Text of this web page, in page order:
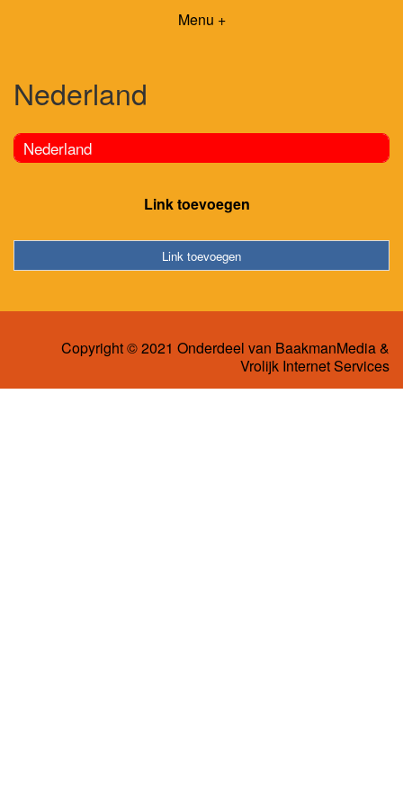
Menu +
Nederland
Nederland
Link toevoegen
Link toevoegen
Copyright © 2021 Onderdeel van BaakmanMedia&
Vrolijk Internet Services